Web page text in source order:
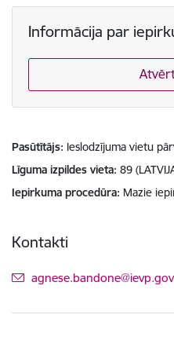
Informācija par
Pasūtītājs Ieslodzījuma vietu
Līguma izpildes vieta 89
Iepirkuma procedūra Mazie
Kontakti
E-pasts: